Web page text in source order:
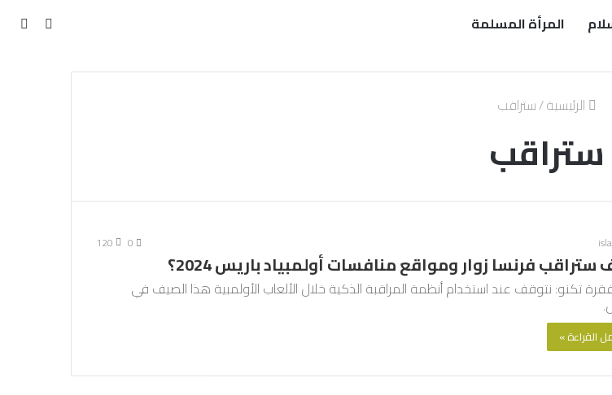
المرأة المسلمة
مقال
الرئيسية/ستراقب
ستراقب
0
120
فرنسا زوار ومواقع منافسات أولمبياد باريس 2024؟
تكنو: نتوقف عند استخدام أنظمة المراقبة الذكية خلال الألعاب الأولمبية هذا الصيف في
القراءة »